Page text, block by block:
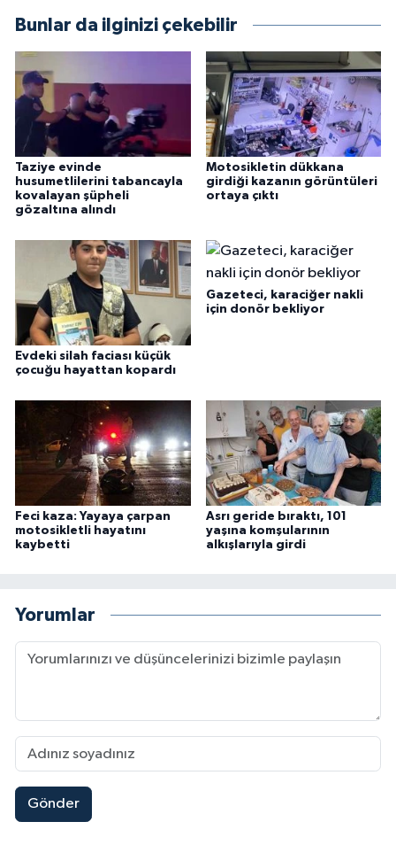
Bunlar da ilginizi çekebilir
Taziye evinde
husumetlilerini tabancayla
kovalayan şüpheli
gözaltına alındı
Motosikletin dükkana
girdiği kazanın görüntüleri
ortaya çıktı
Evdeki silah faciası küçük
çocuğu hayattan kopardı
Gazeteci, karaciğer nakli
için donör bekliyor
Feci kaza: Yayaya çarpan
motosikletli hayatını
kaybetti
Asrı geride bıraktı, 101
yaşına komşularının
alkışlarıyla girdi
Yorumlar
Gönder